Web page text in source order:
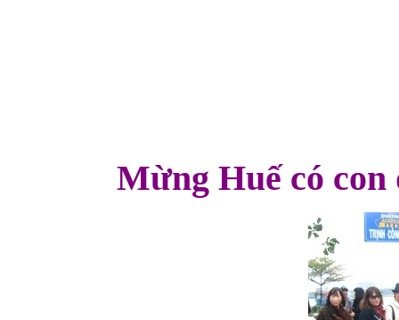
Mừng Huế có